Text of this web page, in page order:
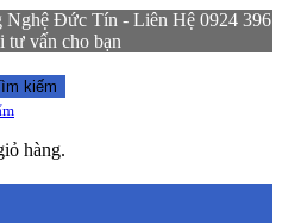
Đức Tín - Liên Hệ 0924 396
tư vấn cho bạn
kiếm
hàng.